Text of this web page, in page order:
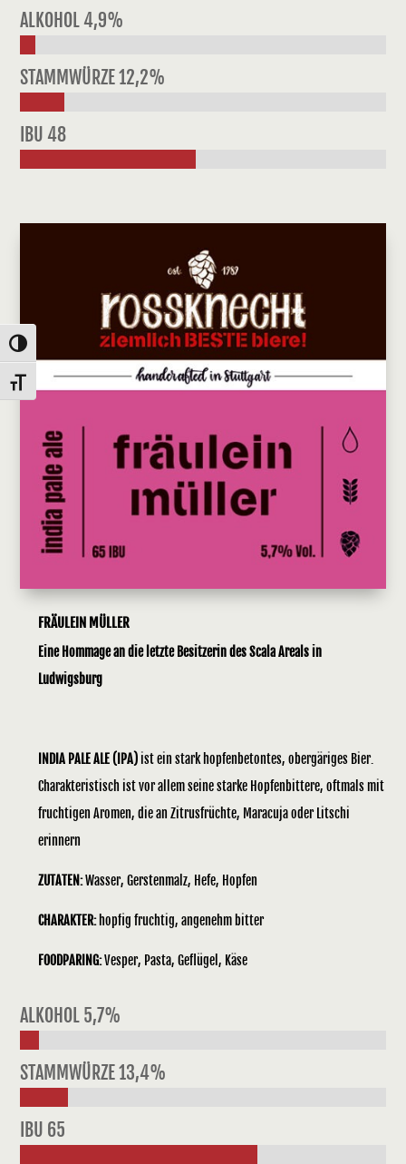
Umschalten auf hohe Kontraste
Schrift vergrößern
ALKOHOL 4,9%
STAMMWÜRZE 12,2%
IBU 48
FRÄULEIN MÜLLER
Eine Hommage an die letzte Besitzerin des Scala Areals in
Ludwigsburg
INDIA PALE ALE (IPA) ist ein stark hopfenbetontes, obergäriges Bier.
Charakteristisch ist vor allem seine starke Hopfenbittere, oftmals mit
fruchtigen Aromen, die an Zitrusfrüchte, Maracuja oder Litschi
erinnern
ZUTATEN:Wasser, Gerstenmalz, Hefe, Hopfen
CHARAKTER:hopfig fruchtig, angenehm bitter
FOODPARING:Vesper, Pasta, Geflügel, Käse
ALKOHOL 5,7%
STAMMWÜRZE 13,4%
IBU 65